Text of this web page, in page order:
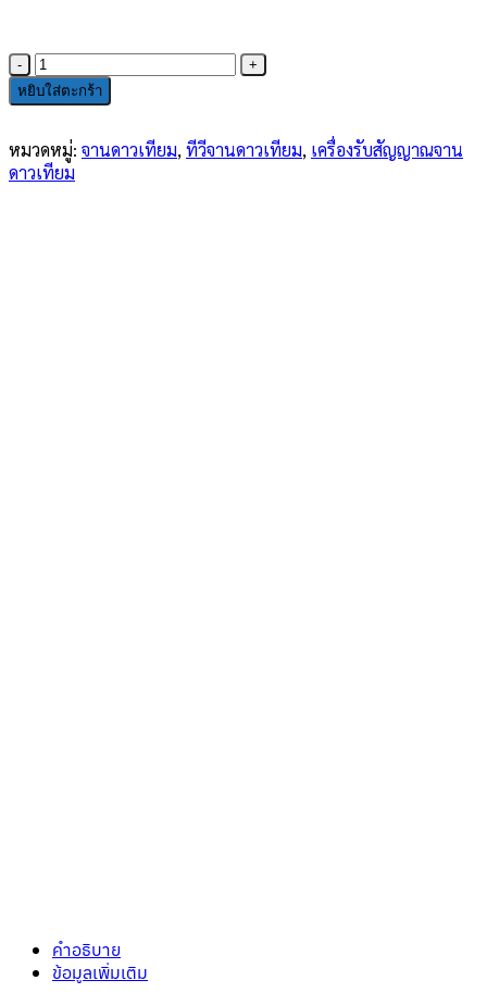
890.00 ฿.850.00 ฿.
จำนวน
PSI
S2X
รับ
สัญญาณ
หยิบใส่ตะกร้า
หมวดหมู่: จานดาวเทียม, ทีวีจานดาวเทียม, เครื่องรับสัญญาณจาน
ดาวเทียม
คำอธิบาย
ข้อมูลเพิ่มเติม